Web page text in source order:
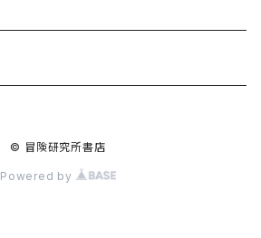
© 冒険研究所書店
Powered by